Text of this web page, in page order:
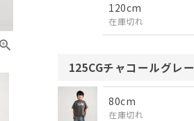
120cm
在庫切れ
125CGチャコールグレー
80cm
在庫切れ